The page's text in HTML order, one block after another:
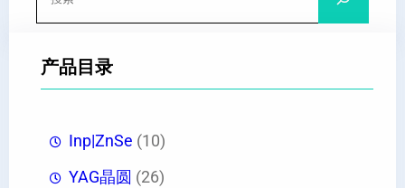
产品目录
Inp|ZnSe (10)
YAG晶圆 (26)